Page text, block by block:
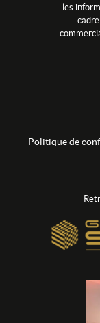
les
Politique de